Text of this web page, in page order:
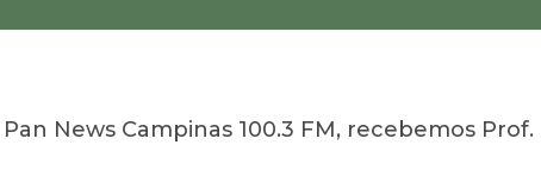
News Campinas 100.3 FM, recebemos Prof.